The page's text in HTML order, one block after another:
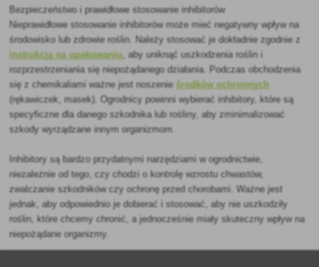
Bezpieczeństwo i prawidłowe stosowanie inhibitorów
Nieprawidłowe stosowanie inhibitorów może mieć negatywny wpływ na
środowisko lub zdrowie roślin. Należy stosować je dokładnie zgodnie z
instrukcją na opakowaniu , aby uniknąć uszkodzenia roślin i
rozprzestrzeniania się niepożądanego działania. Podczas obchodzenia
się z chemikaliami ważne jest noszenieśrodków ochronnych
(rękawiczek, masek). Ogrodnicy powinni wybierać inhibitory, które są
specyficzne dla danego szkodnika lub rośliny, aby zminimalizować
szkody wyrządzane innym organizmom.
Inhibitory są bardzo przydatnymi narzędziami w ogrodnictwie,
niezależnie od tego, czy chodzi o kontrolę wzrostu chwastów,
zwalczanie szkodników czy ochronę przed chorobami. Ważne jest
jednak, aby odpowiednio je dobierać i stosować, aby nie uszkodziły
roślin, które chcemy chronić, a jednocześnie miały skuteczny wpływ na
niepożądane organizmy.